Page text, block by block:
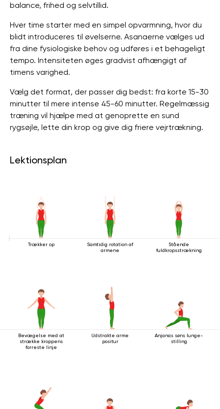
balance, frihed og selvtillid.
Hver time starter med en simpel opvarmning, hvor du
blidt introduceres til øvelserne. Asanaerne vælges ud
fra dine fysiologiske behov og udføres i et behageligt
tempo. Intensiteten øges gradvist afhængigt af
timens varighed.
Vælg det format, der passer dig bedst: fra korte 15-30
minutter til mere intense 45-60 minutter. Regelmæssig
træning vil hjælpe med at genoprette en sund
rygsøjle, lette din krop og give dig friere vejrtrækning.
Lektionsplan
Trækker op
Samtidig rotation af
armene
Stående
fuldkropsstrækning
Bevægelse med at
strække kroppens
forreste linje
Udstrakte arme
positur
Anjanas søns lunge-
stilling